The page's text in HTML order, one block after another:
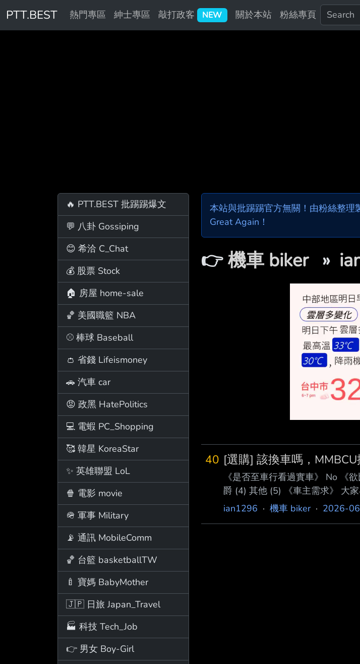
PTT.BEST 熱門專區 紳士專區 敲打政客 NEW 關於本站 粉絲專頁
🔥 PTT.BEST 批踢踢爆文
💬 八卦 Gossiping
😊 希洽 C_Chat
💰 股票 Stock
🏠 房屋 home-sale
🏀 美國職籃 NBA
⚾ 棒球 Baseball
👛 省錢 Lifeismoney
🚗 汽車 car
😡 政黑 HatePolitics
💻 電蝦 PC_Shopping
🥰 韓星 KoreaStar
✨ 英雄聯盟 LoL
🍿 電影 movie
🪖 軍事 Military
📡 通訊 MobileComm
🏀 台籃 basketballTW
🍼 寶媽 BabyMother
🇯🇵 日旅 Japan_Travel
🏭 科技 Tech_Job
👉 男女 Boy-Girl
本站與批踢踢官方無關！由粉絲整
Great Again！
👉機車 biker »
40 [選購] 該換車嗎，
《是否至車行看過實車》 No 《
爵 (4) 其他 (5) 《車主需求》 大
MMBCU就變成平常短程使用（
ian1296 · 機車 biker· 2026-